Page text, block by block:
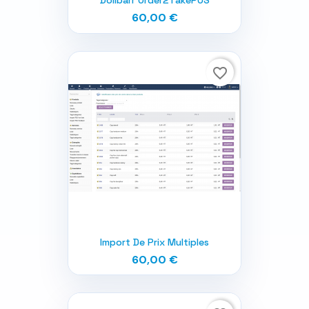
60,00 €
Import De Prix Multiples
60,00 €
favorite_border